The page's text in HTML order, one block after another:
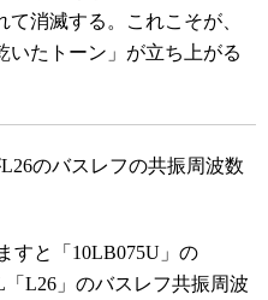
消滅する。これこそが、
いたトーン」が立ち上がる
のバスレフの共振周波数
すと「10LB075U」の
L26」のバスレフ共振周波